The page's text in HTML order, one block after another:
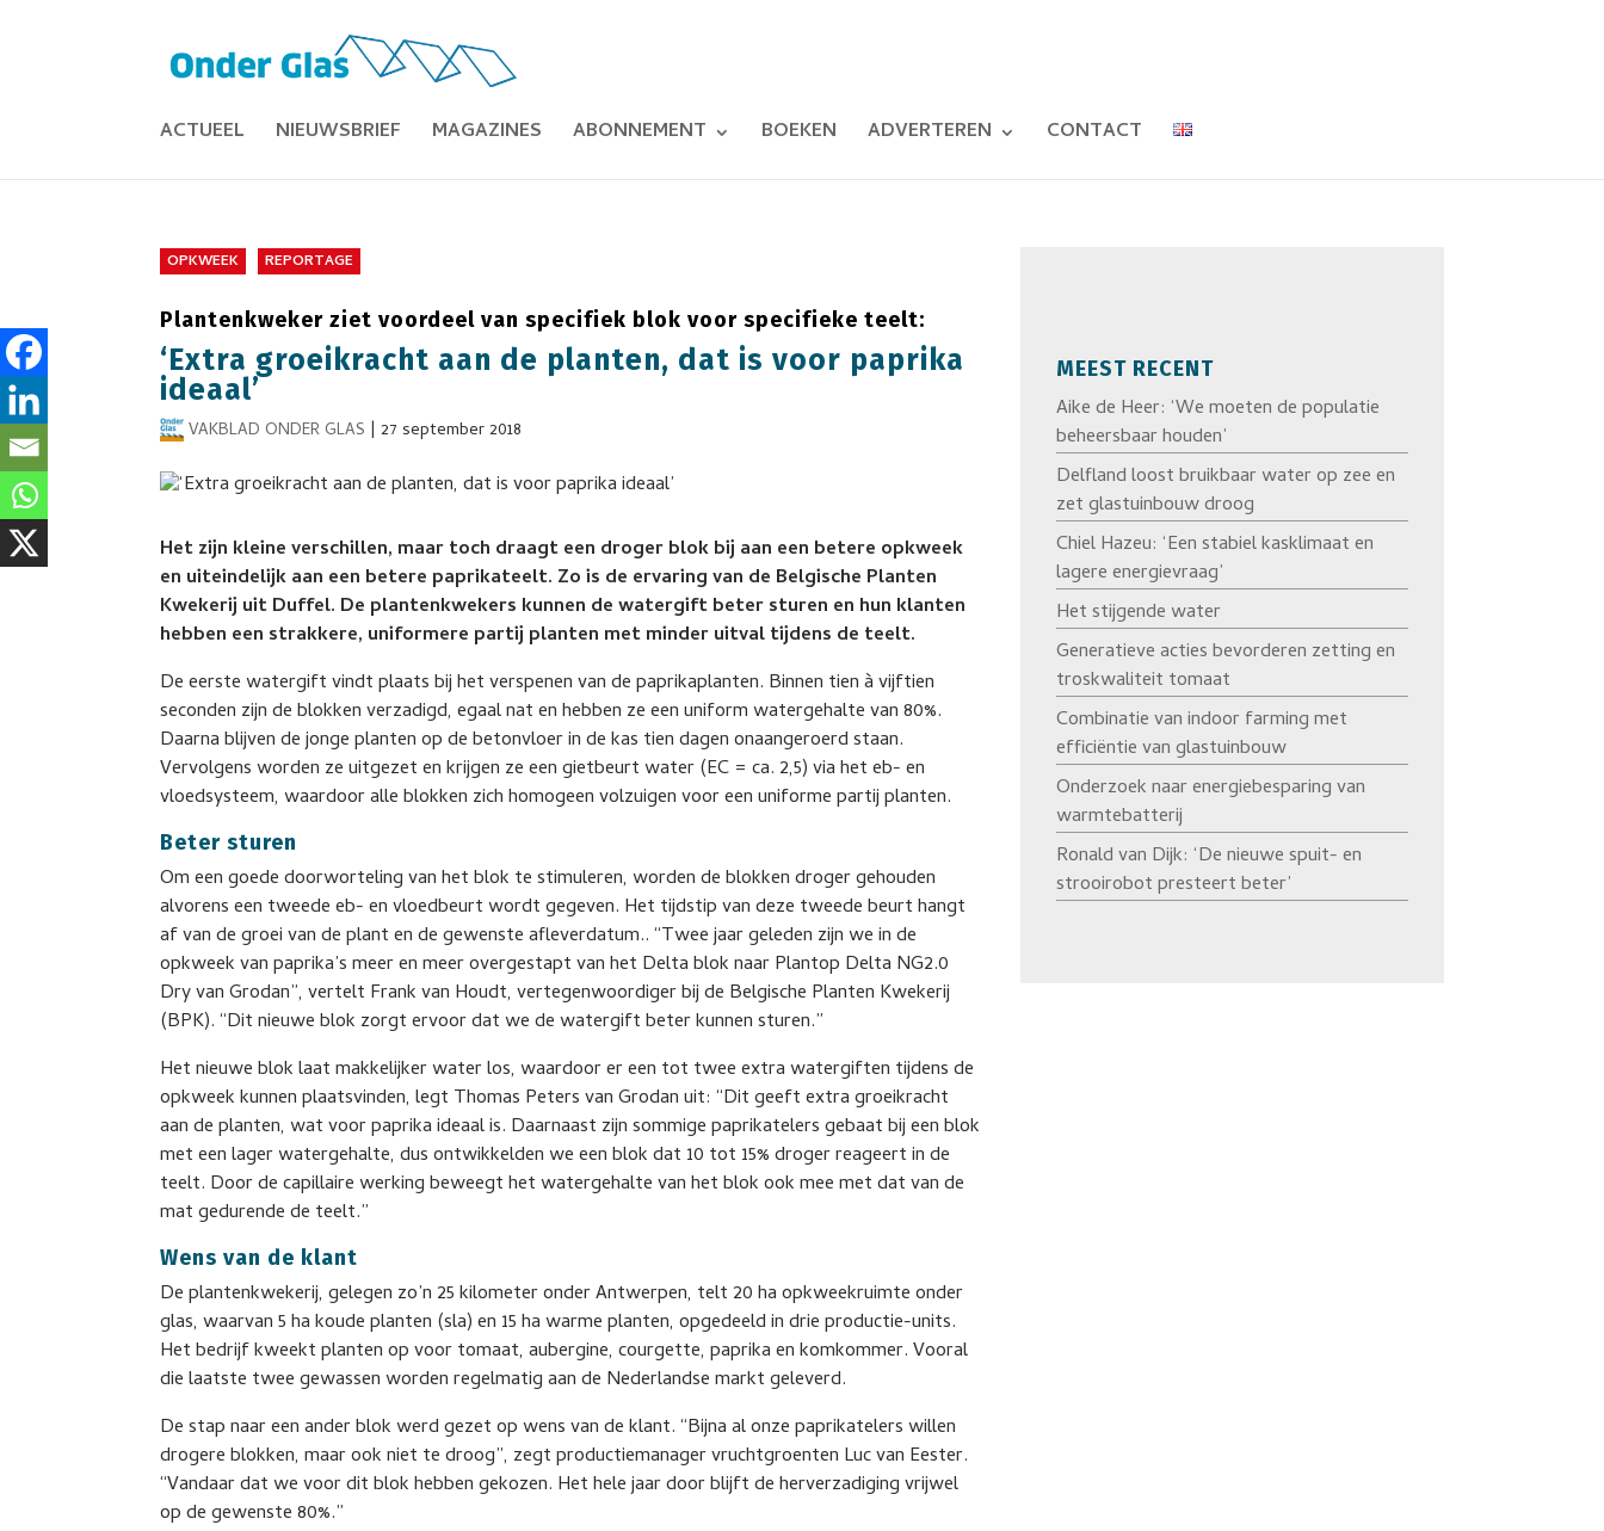
ACTUEEL NIEUWSBRIEF MAGAZINES ABONNEMENT BOEKEN ADVERTEREN CONTACT
OPKWEEK REPORTAGE
Plantenkweker ziet voordeel van specifiek blok voor specifieke teelt:
‘Extra groeikracht aan de planten, dat is voor paprika
ideaal’
VAKBLAD ONDER GLAS |27 september 2018
Het zijn kleine verschillen, maar toch draagt een droger blok bij aan een betere opkweek
en uiteindelijk aan een betere paprikateelt. Zo is de ervaring van de Belgische Planten
Kwekerij uit Duffel. De plantenkwekers kunnen de watergift beter sturen en hun klanten
hebben een strakkere, uniformere partij planten met minder uitval tijdens de teelt.
De eerste watergift vindt plaats bij het verspenen van de paprikaplanten. Binnen tien à vijftien
seconden zijn de blokken verzadigd, egaal nat en hebben ze een uniform watergehalte van 80%.
Daarna blijven de jonge planten op de betonvloer in de kas tien dagen onaangeroerd staan.
Vervolgens worden ze uitgezet en krijgen ze een gietbeurt water (EC = ca. 2,5) via het eb- en
vloedsysteem, waardoor alle blokken zich homogeen volzuigen voor een uniforme partij planten.
Beter sturen
Om een goede doorworteling van het blok te stimuleren, worden de blokken droger gehouden
alvorens een tweede eb- en vloedbeurt wordt gegeven. Het tijdstip van deze tweede beurt hangt
af van de groei van de plant en de gewenste afleverdatum.. “Twee jaar geleden zijn we in de
opkweek van paprika’s meer en meer overgestapt van het Delta blok naar Plantop Delta NG2.0
Dry van Grodan”, vertelt Frank van Houdt, vertegenwoordiger bij de Belgische Planten Kwekerij
(BPK). “Dit nieuwe blok zorgt ervoor dat we de watergift beter kunnen sturen.”
Het nieuwe blok laat makkelijker water los, waardoor er een tot twee extra watergiften tijdens de
opkweek kunnen plaatsvinden, legt Thomas Peters van Grodan uit: “Dit geeft extra groeikracht
aan de planten, wat voor paprika ideaal is. Daarnaast zijn sommige paprikatelers gebaat bij een blok
met een lager watergehalte, dus ontwikkelden we een blok dat 10 tot 15% droger reageert in de
teelt. Door de capillaire werking beweegt het watergehalte van het blok ook mee met dat van de
mat gedurende de teelt.”
Wens van de klant
De plantenkwekerij, gelegen zo’n 25 kilometer onder Antwerpen, telt 20 ha opkweekruimte onder
glas, waarvan 5 ha koude planten (sla) en 15 ha warme planten, opgedeeld in drie productie-units.
Het bedrijf kweekt planten op voor tomaat, aubergine, courgette, paprika en komkommer. Vooral
die laatste twee gewassen worden regelmatig aan de Nederlandse markt geleverd.
De stap naar een ander blok werd gezet op wens van de klant. “Bijna al onze paprikatelers willen
drogere blokken, maar ook niet te droog”, zegt productiemanager vruchtgroenten Luc van Eester.
“Vandaar dat we voor dit blok hebben gekozen. Het hele jaar door blijft de herverzadiging vrijwel
op de gewenste 80%.”
MEEST RECENT
Aike de Heer: ‘We moeten de populatie
beheersbaar houden’
Delfland loost bruikbaar water op zee en
zet glastuinbouw droog
Chiel Hazeu: ‘Een stabiel kasklimaat en
lagere energievraag’
Het stijgende water
Generatieve acties bevorderen zetting en
troskwaliteit tomaat
Combinatie van indoor farming met
efficiëntie van glastuinbouw
Onderzoek naar energiebesparing van
warmtebatterij
Ronald van Dijk: ‘De nieuwe spuit- en
strooirobot presteert beter’